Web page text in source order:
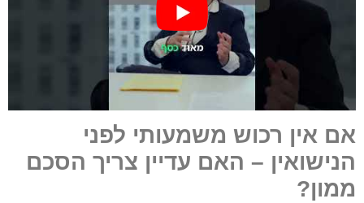
אם אין רכוש משמעותי לפני
הנישואין – האם עדיין צריך הסכם
ממון?